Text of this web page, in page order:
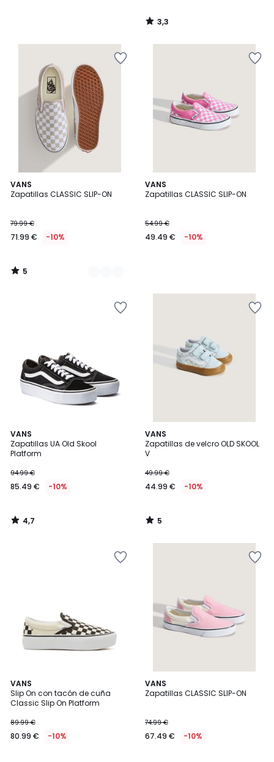
3,3
/
VANS
Zapatillas CLASSIC SLIP-ON
79.99 €
71.99 € -10%
5
/
2
Colores
5
/
VANS
Zapatillas CLASSIC SLIP-ON
54.99 €
49.49 € -10%
VANS
Zapatillas UA Old Skool
Platform
94.99 €
85.49 € -10%
4,7
/ 5
4,7
/
VANS
Zapatillas de velcro OLD SKOOL
V
49.99 €
44.99 € -10%
5
/
5
5
/
VANS
Slip On con tacón de cuña
Classic Slip On Platform
89.99 €
80.99 € -10%
4,6
/ 5
VANS
Zapatillas CLASSIC SLIP-ON
74.99 €
67.49 € -10%